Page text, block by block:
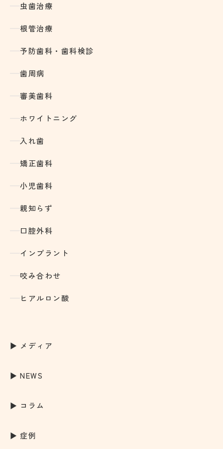
虫歯治療
根管治療
予防歯科・歯科検診
歯周病
審美歯科
ホワイトニング
入れ歯
矯正歯科
小児歯科
親知らず
口腔外科
インプラント
咬み合わせ
ヒアルロン酸
メディア
NEWS
コラム
症例